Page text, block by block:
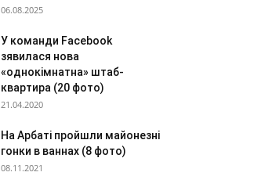
06.08.2025
У команди Facebook
зявилася нова
«однокімнатна» штаб-
квартира (20 фото)
21.04.2020
На Арбаті пройшли майонезні
гонки в ваннах (8 фото)
08.11.2021